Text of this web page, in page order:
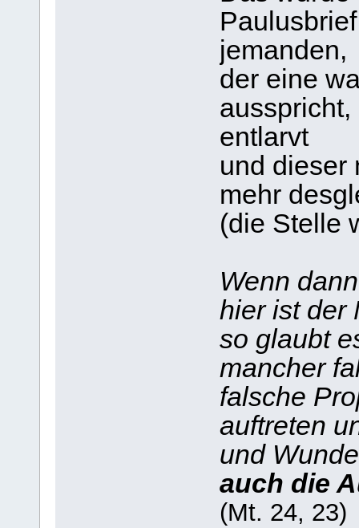
jemanden,
der eine
entlarvt
und dieser
mehr
(die Stelle
Wenn
hier ist der
so glaubt
mancher
falsche
auftreten
und
auch die
(Mt. 24, 23)